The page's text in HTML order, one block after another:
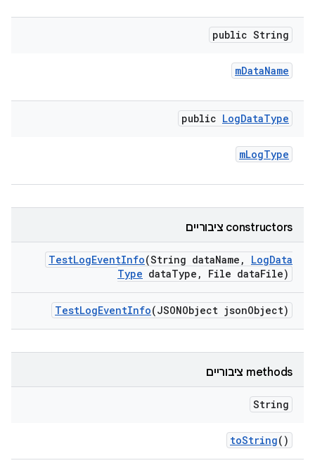
public String
mDataName
public LogDataType
mLogType
‫constructors ציבוריים
TestLogEventInfo(String dataName , LogData
Type dataType , File dataFile)
TestLogEventInfo(JSONObject jsonObject)
‫methods ציבוריים
String
toString()